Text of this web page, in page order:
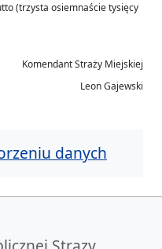
(trzysta osiemnaście tysięcy
Komendant Straży Miejskiej
Leon Gajewski
danych